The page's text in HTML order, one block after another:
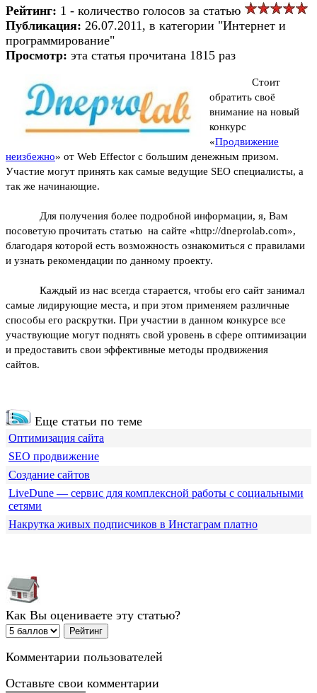
Рейтинг: 1 - количество голосов за статью
Публикация: 26.07.2011, в категории "Интернет и
программирование"
Просмотр: эта статья прочитана 1815 раз
Стоит
обратить своё
внимание на новый
конкурс
«Продвижение
неизбежно» от Web Effector с большим денежным призом.
Участие могут принять как самые ведущие SEO специалисты, а
так же начинающие.
Для получения более подробной информации, я, Вам
посоветую прочитать статью на сайте «http://dneprolab.com»,
благодаря которой есть возможность ознакомиться с правилами
и узнать рекомендации по данному проекту.
Каждый из нас всегда старается, чтобы его сайт занимал
самые лидирующие места, и при этом применяем различные
способы его раскрутки. При участии в данном конкурсе все
участвующие могут поднять свой уровень в сфере оптимизации
и предоставить свои эффективные методы продвижения
сайтов.
Еще статьи по теме
Оптимизация сайта
SEO продвижение
Создание сайтов
LiveDune — сервис для комплексной работы с социальными
сетями
Накрутка живых подписчиков в Инстаграм платно
Как Вы оцениваете эту статью?
Комментарии пользователей
Оставьте свои комментарии